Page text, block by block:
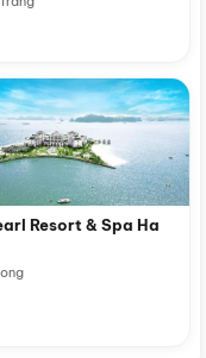
Resort & Spa Ha